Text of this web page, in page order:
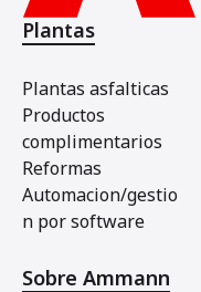
Plantas
Plantas asfalticas
Productos
complimentarios
Reformas
Automacion/gestio
n por software
Sobre Ammann